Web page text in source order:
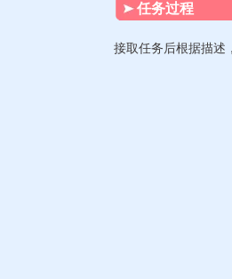
任务过程
接取任务后根据描述，